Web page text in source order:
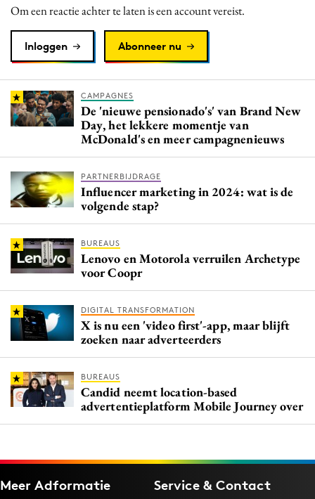
Purpose Marketing
Reputatie & crisis
Om een reactie achter te laten is een account vereist.
Inloggen Abonneer nu
CAMPAGNES
De 'nieuwe pensionado's' van Brand New
Day, het lekkere momentje van
McDonald's en meer campagnenieuws
PARTNERBIJDRAGE
Influencer marketing in 2024: wat is de
volgende stap?
BUREAUS
Lenovo en Motorola verruilen Archetype
voor Coopr
DIGITAL TRANSFORMATION
X is nu een 'video first'-app, maar blijft
zoeken naar adverteerders
BUREAUS
Candid neemt location-based
advertentieplatform Mobile Journey over
Meer Adformatie Service & Contact